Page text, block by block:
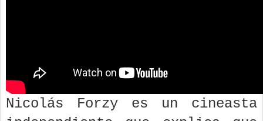
Nicolás Forzy es un cineasta